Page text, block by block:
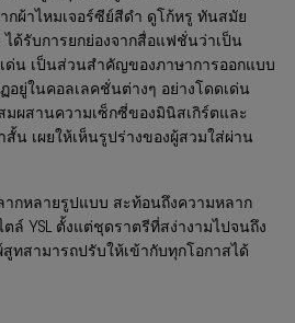
กผ้าไหมเจอร์ซีย์สีดำ ดูโก้หรู ทันสมัย
ด้รับการยกย่องจากสื่อแฟชั่นว่าเป็น
ด่น เป็นส่วนสำคัญของภาษาการออกแบบ
อยู่ในคอลเลคชั่นต่างๆ อย่างโดดเด่น
มผสานความเซ็กซี่ของมินิสเกิร์ตและ
สั้น เผยให้เห็นรูปร่างของผู้สวมใส่ผ่าน
ากหลายรูปแบบ สะท้อนถึงความหลาก
ล์ YSL ตั้งแต่ชุดราตรีที่สง่างามไปจนถึง
ทสามารถปรับให้เข้ากับทุกโอกาสได้